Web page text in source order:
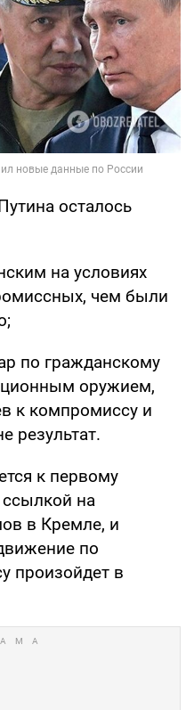
осталось
на условиях
чем были
по гражданскому
оружием,
к компромиссу и
результат.
к первому
на
в Кремле, и
по
произойдет в